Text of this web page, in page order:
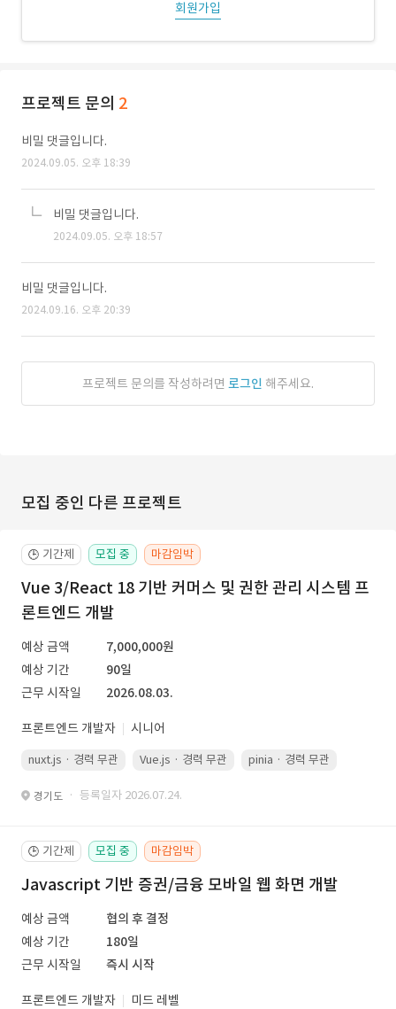
회원가입
프로젝트 문의 2
비밀 댓글입니다.
2024.09.05. 오후 18:39
비밀 댓글입니다.
2024.09.05. 오후 18:57
비밀 댓글입니다.
2024.09.16. 오후 20:39
프로젝트 문의를 작성하려면 로그인 해주세요.
모집 중인 다른 프로젝트
🕒 기간제 모집 중 마감임박
Vue 3/React 18 기반 커머스 및 권한 관리 시스템 프
론트엔드 개발
예상 금액
7,000,000원
예상 기간
90일
근무 시작일
2026.08.03.
프론트엔드 개발자 시니어
nuxt.js · 경력 무관 Vue.js · 경력 무관 pinia · 경력 무관
경기도 · 등록일자 2026.07.24.
🕒 기간제 모집 중 마감임박
Javascript 기반 증권/금융 모바일 웹 화면 개발
예상 금액
협의 후 결정
예상 기간
180일
근무 시작일
즉시 시작
프론트엔드 개발자 미드 레벨